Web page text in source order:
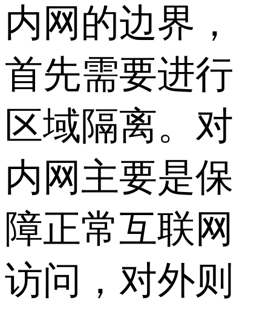
内网的边界，
首先需要进行
区域隔离。对
内网主要是保
障正常互联网
访问，对外则